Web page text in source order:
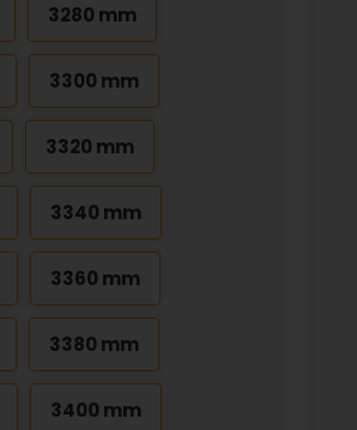
3280 mm
3300 mm
3320 mm
3340 mm
3360 mm
3380 mm
3400 mm